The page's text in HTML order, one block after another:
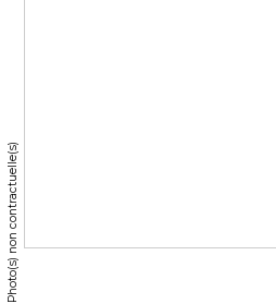
Photo(s) non contractuelle(s)